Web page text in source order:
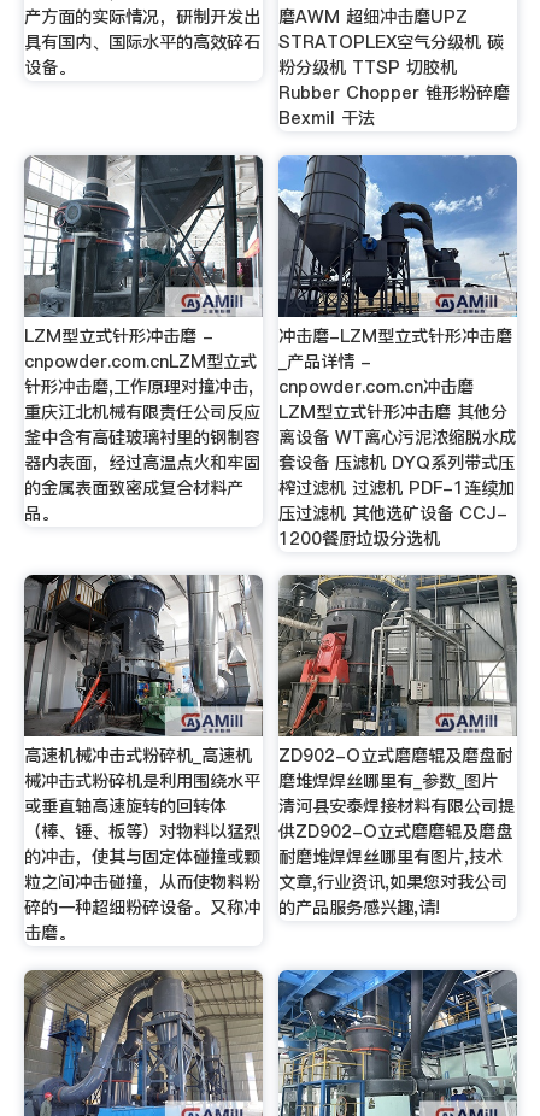
产方面的实际情况，研制开发出
具有国内、国际水平的高效碎石
设备。
磨AWM 超细冲击磨UPZ
STRATOPLEX空气分级机 碳
粉分级机 TTSP 切胶机
Rubber Chopper 锥形粉碎磨
Bexmil 干法
LZM型立式针形冲击磨 -
cnpowder.com.cnLZM型立式
针形冲击磨,工作原理对撞冲击,
重庆江北机械有限责任公司反应
釜中含有高硅玻璃衬里的钢制容
器内表面，经过高温点火和牢固
的金属表面致密成复合材料产
品。
冲击磨-LZM型立式针形冲击磨
_产品详情 -
cnpowder.com.cn冲击磨
LZM型立式针形冲击磨 其他分
离设备 WT离心污泥浓缩脱水成
套设备 压滤机 DYQ系列带式压
榨过滤机 过滤机 PDF-1连续加
压过滤机 其他选矿设备 CCJ-
1200餐厨垃圾分选机
高速机械冲击式粉碎机_高速机
械冲击式粉碎机是利用围绕水平
或垂直轴高速旋转的回转体
（棒、锤、板等）对物料以猛烈
的冲击，使其与固定体碰撞或颗
粒之间冲击碰撞，从而使物料粉
碎的一种超细粉碎设备。又称冲
击磨。
ZD902-O立式磨磨辊及磨盘耐
磨堆焊焊丝哪里有_参数_图片
清河县安泰焊接材料有限公司提
供ZD902-O立式磨磨辊及磨盘
耐磨堆焊焊丝哪里有图片,技术
文章,行业资讯,如果您对我公司
的产品服务感兴趣,请!